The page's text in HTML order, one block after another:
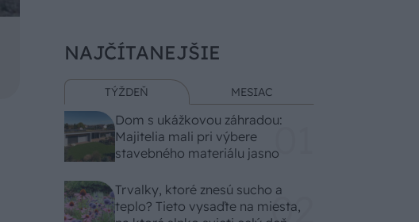
NAJČÍTANEJŠIE
TÝŽDEŇ MESIAC
Dom s ukážkovou záhradou:
Majitelia mali pri výbere
stavebného materiálu jasno
Trvalky, ktoré znesú sucho a
teplo? Tieto vysaďte na miesta,